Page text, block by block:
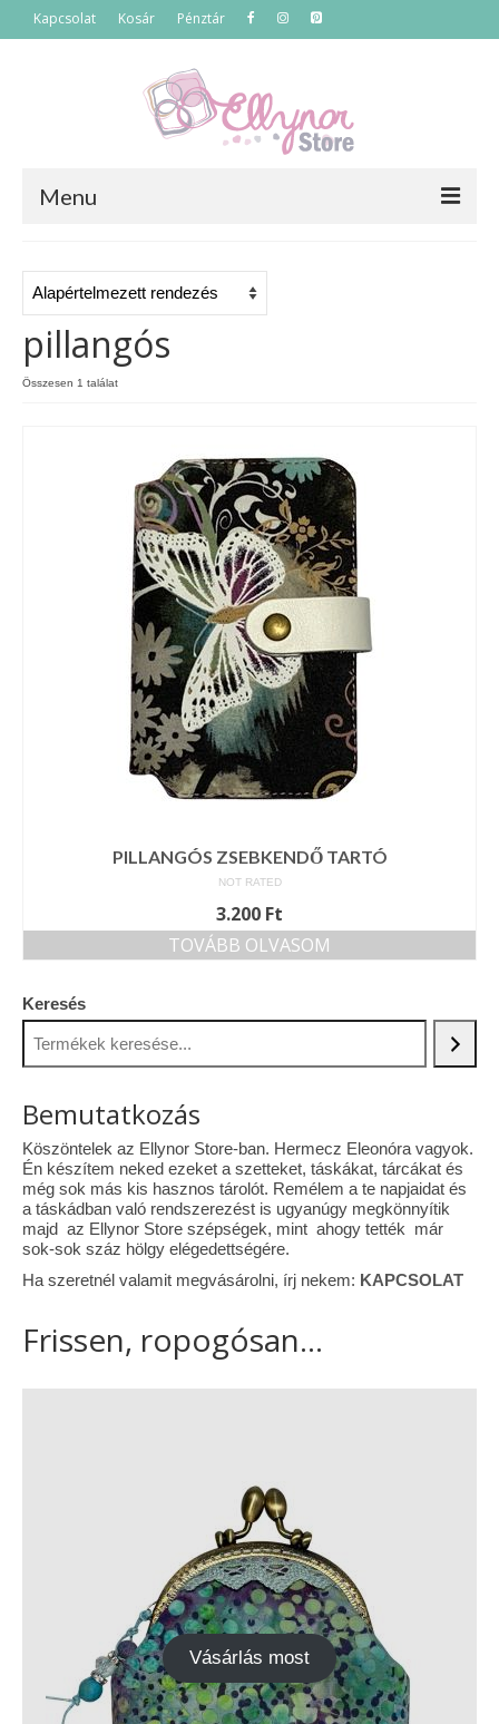
Kapcsolat Kosár Pénztár
Menu
Termékek
Szettek
Akciós termékek
Neszeszerek
Tárcák
Szemüvegtokok
Zsebkendő tartók
Bankkártya tartók
Tolltartók
Mobiltelefon tartók
Piactér
Vásárok, ahol velem is találkozhattál…
A termékek tisztítása
Ellynor története
Adatkezelési tájékoztató
Általános Szerződési Feltételek
pillangós
Összesen 1 találat
PILLANGÓS ZSEBKENDŐ TARTÓ
NOT RATED
3.200 Ft
TOVÁBB OLVASOM
Keresés
Bemutatkozás
Köszöntelek az Ellynor Store-ban. Hermecz Eleonóra vagyok.
Én készítem neked ezeket a szetteket, táskákat, tárcákat és
még sok más kis hasznos tárolót. Remélem a te napjaidat és
a táskádban való rendszerezést is ugyanúgy megkönnyítik
majd az Ellynor Store szépségek, mint ahogy tették már
sok-sok száz hölgy elégedettségére.
Ha szeretnél valamit megvásárolni, írj nekem: KAPCSOLAT
Frissen, ropogósan...
Vásárlás most